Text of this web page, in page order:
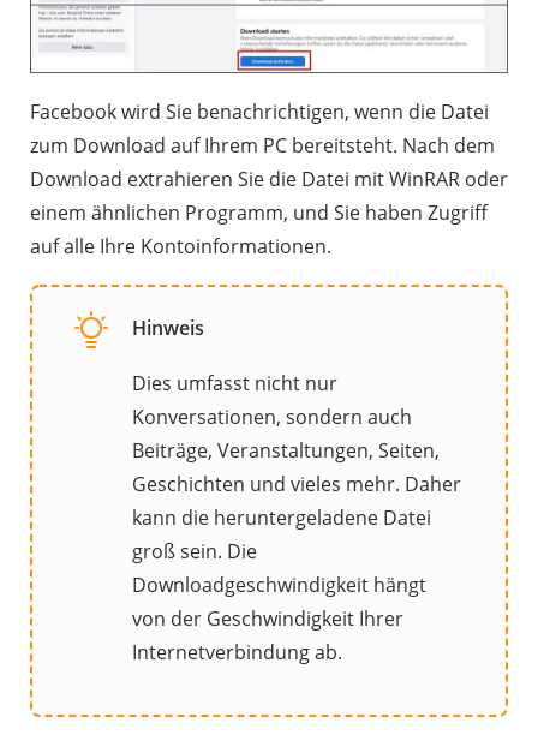
Facebook wird Sie benachrichtigen, wenn die Datei
zum Download auf Ihrem PC bereitsteht. Nach dem
Download extrahieren Sie die Datei mit WinRAR oder
einem ähnlichen Programm, und Sie haben Zugriff
auf alle Ihre Kontoinformationen.
Hinweis
Dies umfasst nicht nur
Konversationen, sondern auch
Beiträge, Veranstaltungen, Seiten,
Geschichten und vieles mehr. Daher
kann die heruntergeladene Datei
groß sein. Die
Downloadgeschwindigkeit hängt
von der Geschwindigkeit Ihrer
Internetverbindung ab.